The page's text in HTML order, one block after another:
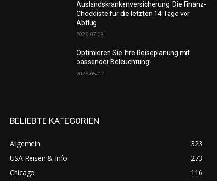
Auslandskrankenversicherung: Die Finanz-
Checkliste für die letzten 14 Tage vor
Abflug
2026-07-08
Optimieren Sie Ihre Reiseplanung mit
passender Beleuchtung!
2026-05-07
BELIEBTE KATEGORIEN
Allgemein
323
USA Reisen & Info
273
Chicago
116